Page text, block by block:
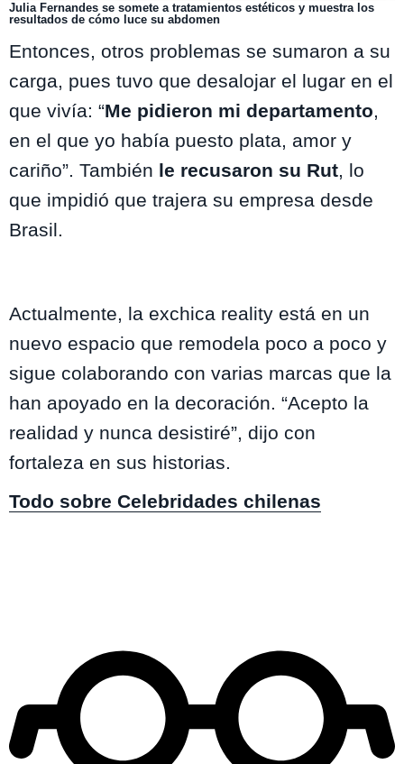
Julia Fernandes se somete a tratamientos estéticos y muestra los
resultados de cómo luce su abdomen
Entonces, otros problemas se sumaron a su
carga, pues tuvo que desalojar el lugar en el
que vivía: “Me pidieron mi departamento,
en el que yo había puesto plata, amor y
cariño”. También le recusaron su Rut, lo
que impidió que trajera su empresa desde
Brasil.
Actualmente, la exchica reality está en un
nuevo espacio que remodela poco a poco y
sigue colaborando con varias marcas que la
han apoyado en la decoración. “Acepto la
realidad y nunca desistiré”, dijo con
fortaleza en sus historias.
Todo sobre Celebridades chilenas